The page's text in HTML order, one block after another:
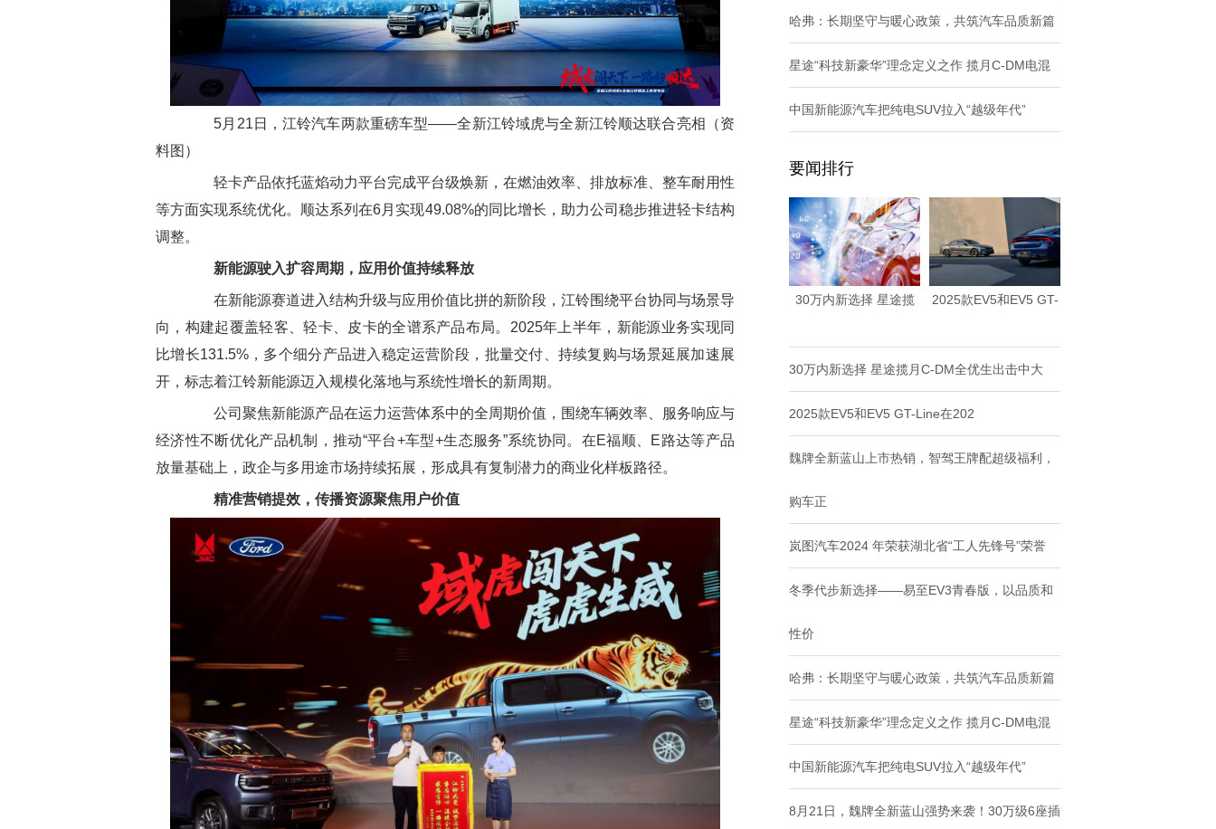
5月21日，江铃汽车两款重磅车型——全新江铃域虎与全新江铃顺达联合亮相（资
料图）
轻卡产品依托蓝焰动力平台完成平台级焕新，在燃油效率、排放标准、整车耐用性
等方面实现系统优化。顺达系列在6月实现49.08%的同比增长，助力公司稳步推进轻卡结构
调整。
新能源驶入扩容周期，应用价值持续释放
在新能源赛道进入结构升级与应用价值比拼的新阶段，江铃围绕平台协同与场景导
向，构建起覆盖轻客、轻卡、皮卡的全谱系产品布局。2025年上半年，新能源业务实现同
比增长131.5%，多个细分产品进入稳定运营阶段，批量交付、持续复购与场景延展加速展
开，标志着江铃新能源迈入规模化落地与系统性增长的新周期。
公司聚焦新能源产品在运力运营体系中的全周期价值，围绕车辆效率、服务响应与
经济性不断优化产品机制，推动“平台+车型+生态服务”系统协同。在E福顺、E路达等产品
放量基础上，政企与多用途市场持续拓展，形成具有复制潜力的商业化样板路径。
精准营销提效，传播资源聚焦用户价值
哈弗：长期坚守与暖心政策，共筑汽车品质新篇
星途“科技新豪华”理念定义之作 揽月C-DM电混
中国新能源汽车把纯电SUV拉入“越级年代”
要闻排行
30万内新选择 星途揽
2025款EV5和EV5 GT-
30万内新选择 星途揽月C-DM全优生出击中大
2025款EV5和EV5 GT-Line在202
魏牌全新蓝山上市热销，智驾王牌配超级福利，
购车正
岚图汽车2024 年荣获湖北省“工人先锋号”荣誉
冬季代步新选择——易至EV3青春版，以品质和
性价
哈弗：长期坚守与暖心政策，共筑汽车品质新篇
星途“科技新豪华”理念定义之作 揽月C-DM电混
中国新能源汽车把纯电SUV拉入“越级年代”
8月21日，魏牌全新蓝山强势来袭！30万级6座插